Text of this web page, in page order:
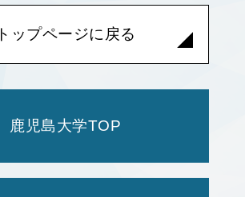
トップページに戻る
鹿児島大学TOP